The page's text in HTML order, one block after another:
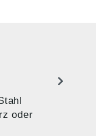
oder